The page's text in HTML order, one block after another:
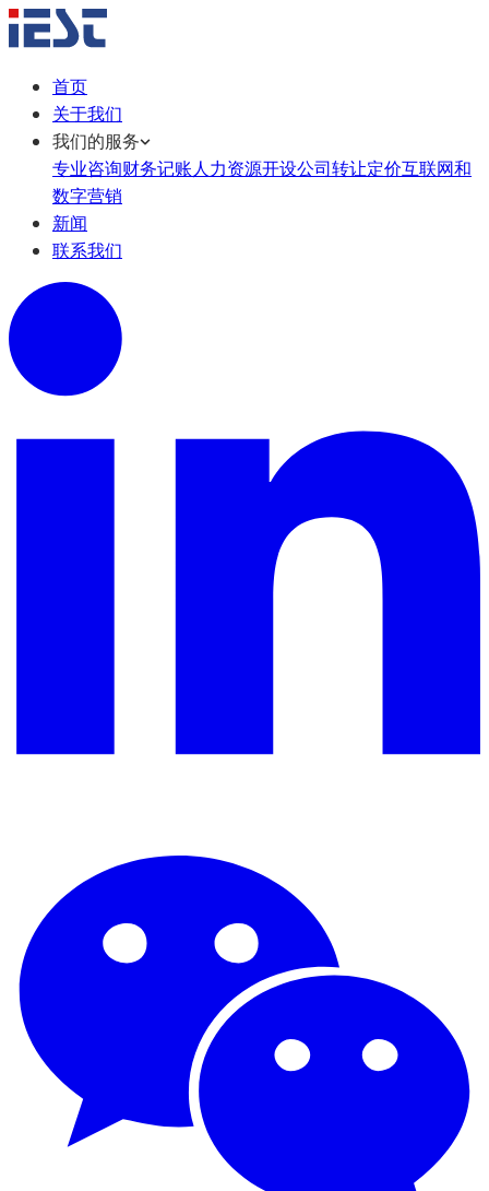
首页
关于我们
我们的服务
专业咨询财务记账人力资源开设公司转让定价互联网和
数字营销
新闻
联系我们